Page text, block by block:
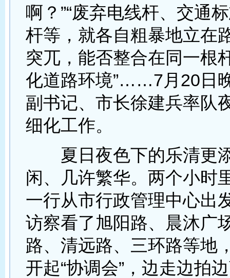
啊？”“废弃电线杆、交通
杆等，就各自粗暴地立在
突兀，能否整合在同一根
化道路环境”……7月20日
副书记、市长徐建兵率队
细化工作。
夏日夜色下的乐清更
闲、几许繁华。两个小时
一行从市行政管理中心出
访察看了旭阳路、晨沐广
路、清远路、三环路等地
开起“协调会”，边走边拍